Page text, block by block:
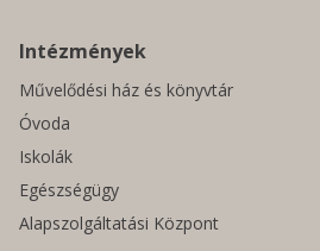
Intézmények
Művelődési ház és könyvtár
Óvoda
Iskolák
Egészségügy
Alapszolgáltatási Központ